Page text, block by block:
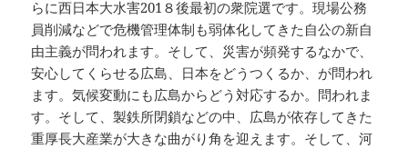
らに西日本大水害201８後最初の衆院選です。現場公務
員削減などで危機管理体制も弱体化してきた自公の新自
由主義が問われます。そして、災害が頻発するなかで、
安心してくらせる広島、日本をどうつくるか、が問われ
ます。気候変動にも広島からどう対応するか。問われま
す。そして、製鉄所閉鎖などの中、広島が依存してきた
重厚長大産業が大きな曲がり角を迎えます。そして、河